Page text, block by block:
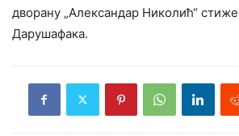
дворану „Александар Николић“
Дарушафака.